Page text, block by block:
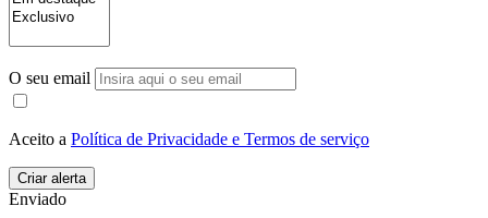
O seu email
Aceito a Política de Privacidade e Termos de serviço
Enviado